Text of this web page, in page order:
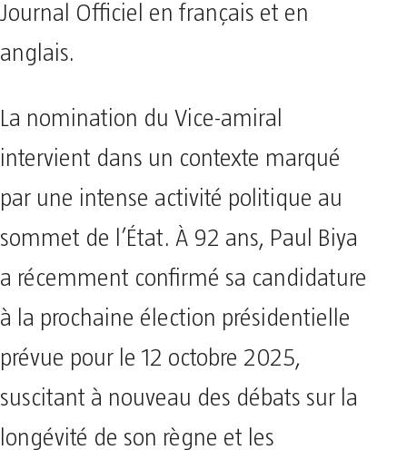
Journal Officiel en français et en
anglais.
La nomination du Vice-amiral
intervient dans un contexte marqué
par une intense activité politique au
sommet de l’État. À 92 ans, Paul Biya
a récemment confirmé sa candidature
à la prochaine élection présidentielle
prévue pour le 12 octobre 2025,
suscitant à nouveau des débats sur la
longévité de son règne et les